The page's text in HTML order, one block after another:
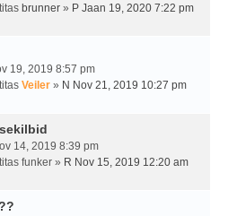
brunner » P Jaan 19, 2020 7:22 pm
19, 2019 8:57 pm
Veiler » N Nov 21, 2019 10:27 pm
14, 2019 8:39 pm
funker » R Nov 15, 2019 12:20 am